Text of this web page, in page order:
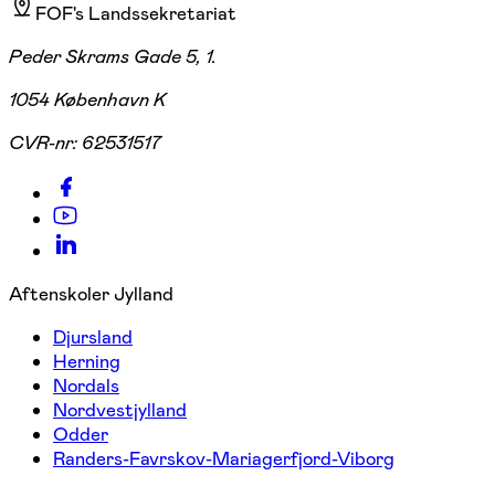
FOF's Landssekretariat
Peder Skrams Gade 5, 1.
1054 København K
CVR-nr: 62531517
Aftenskoler Jylland
Djursland
Herning
Nordals
Nordvestjylland
Odder
Randers-Favrskov-Mariagerfjord-Viborg